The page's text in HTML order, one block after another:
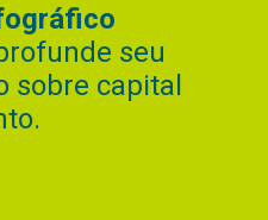
seu
sobre capital